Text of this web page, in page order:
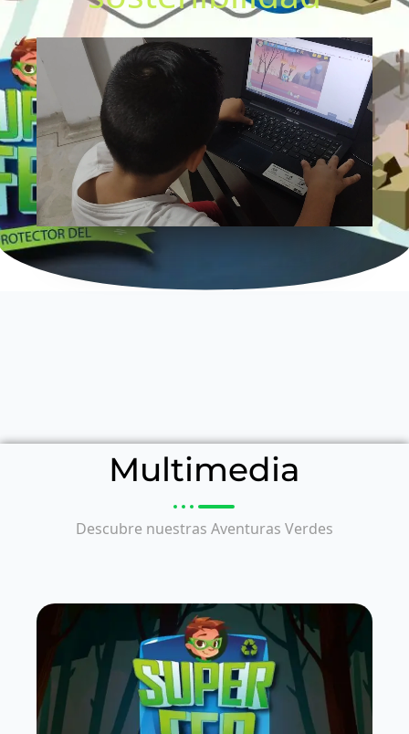
Multimedia
Descubre nuestras Aventuras Verdes